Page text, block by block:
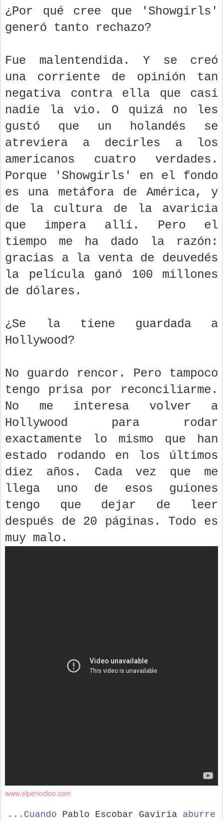
¿Por qué cree que 'Showgirls'
generó tanto rechazo?
Fue malentendida. Y se creó
una corriente de opinión tan
negativa contra ella que casi
nadie la vio. O quizá no les
gustó que un holandés se
atreviera a decirles a los
americanos cuatro verdades.
Porque 'Showgirls' en el fondo
es una metáfora de América, y
de la cultura de la avaricia
que impera allí. Pero el
tiempo me ha dado la razón:
gracias a la venta de deuvedés
la película ganó 100 millones
de dólares.
¿Se la tiene guardada a
Hollywood?
No guardo rencor. Pero tampoco
tengo prisa por reconciliarme.
No me interesa volver a
Hollywood para rodar
exactamente lo mismo que han
estado rodando en los últimos
diez años. Cada vez que me
llega uno de esos guiones
tengo que dejar de leer
después de 20 páginas. Todo es
muy malo.
www.elperiodico.com
...Cuando Pablo Escobar Gaviria aburre